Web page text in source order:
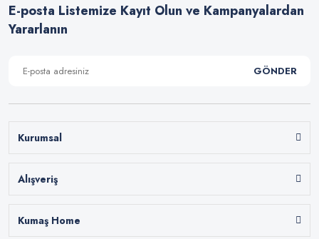
E-posta Listemize Kayıt Olun ve Kampanyalardan
Yararlanın
GÖNDER
Kurumsal
Alışveriş
Kumaş Home